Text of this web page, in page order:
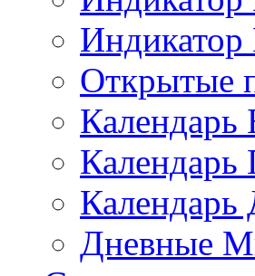
Индикатор
Открытые
Календарь
Дневные